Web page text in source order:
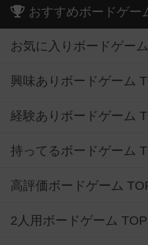
おすすめボードゲー
お気に入りボードゲー
興味ありボードゲーム
経験ありボードゲーム
持ってるボードゲーム
高評価ボードゲーム
2人用ボードゲーム